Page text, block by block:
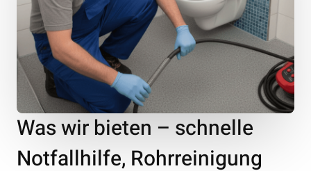
Was wir bieten – schnelle
Notfallhilfe, Rohrreinigung